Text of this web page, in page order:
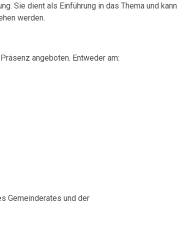
Sie dient als Einführung in das Thema und kann
werden.
angeboten. Entweder am:
Gemeinderates und der